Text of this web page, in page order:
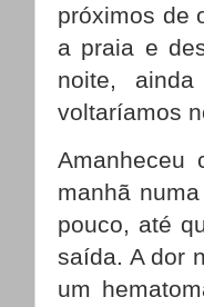
próximos de
a praia e
noite,
voltaríamos
Amanheceu
manhã
pouco, até
saída. A dor
um